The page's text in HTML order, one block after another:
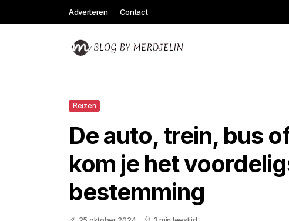
Adverteren Contact
Reizen
De auto, trein, bus
kom je het
bestemming